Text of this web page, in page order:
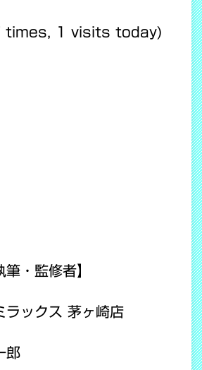
times, 1 visits today)
筆・監修者】
ラックス 茅ヶ崎店
郎